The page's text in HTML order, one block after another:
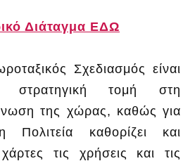
Διάταγμα ΕΔΩ
Σχεδιασμός είναι
στρατηγική τομή στη
της χώρας, καθώς για
καθορίζει και
τις χρήσεις και τις